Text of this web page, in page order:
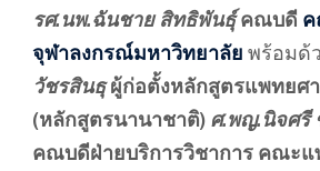
รศ.นพ.ฉันชาย สิทธิพันธุ์คณบดี
จุฬาลงกรณ์มหาวิทยาลัย พร้อมด้
วัชรสินธุผู้ก่อตั้งหลักสูตรแพทยศ
(หลักสูตรนานาชาติ) ศ.พญ.นิจศ
คณบดีฝ่ายบริการวิชาการ คณะ